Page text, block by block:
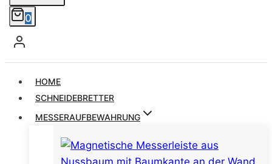
0
HOME
SCHNEIDEBRETTER
MESSERAUFBEWAHRUNG